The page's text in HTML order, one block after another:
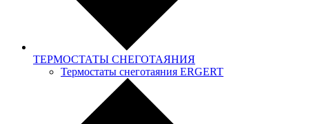
ТЕРМОСТАТЫ СНЕГОТАЯНИЯ
Термостаты снеготаяния ERGERT